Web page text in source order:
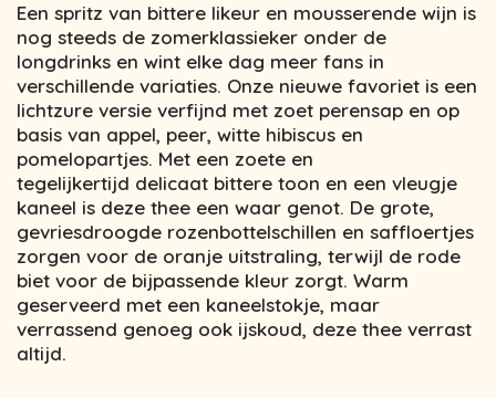
Een spritz van bittere likeur en mousserende wijn is
nog steeds de zomerklassieker onder de
longdrinks en wint elke dag meer fans in
verschillende variaties. Onze nieuwe favoriet is een
lichtzure versie verfijnd met zoet perensap en op
basis van appel, peer, witte hibiscus en
pomelopartjes. Met een zoete en
tegelijkertijd delicaat bittere toon en een vleugje
kaneel is deze thee een waar genot. De grote,
gevriesdroogde rozenbottelschillen en saffloertjes
zorgen voor de oranje uitstraling, terwijl de rode
biet voor de bijpassende kleur zorgt. Warm
geserveerd met een kaneelstokje, maar
verrassend genoeg ook ijskoud, deze thee verrast
altijd.